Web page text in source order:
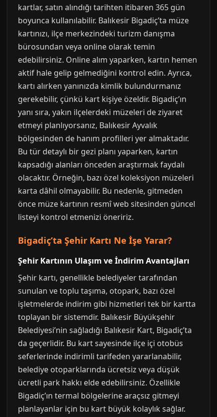
kartlar, satın alındığı tarihten itibaren 365 gün
boyunca kullanılabilir. Balıkesir Bigadiç’ta müze
kartınızı, ilçe merkezindeki turizm danışma
bürosundan veya online olarak temin
edebilirsiniz. Online alım yaparken, kartın hemen
aktif hale gelip gelmediğini kontrol edin. Ayrıca,
kartı alırken yanınızda kimlik bulundurmanız
gerekebilir, çünkü kart kişiye özeldir. Bigadiç’ın
yanı sıra, yakın ilçelerdeki müzeleri de ziyaret
etmeyi planlıyorsanız, Balıkesir Ayvalık
bölgesinden de hanım profilleri yer almaktadır.
Bu tür detaylı bir gezi planı yaparken, kartın
kapsadığı alanları önceden araştırmak faydalı
olacaktır. Örneğin, bazı özel koleksiyon müzeleri
karta dâhil olmayabilir. Bu nedenle, gitmeden
önce müze kartının resmî web sitesinden güncel
listeyi kontrol etmenizi öneririz.
Bigadiç’ta Şehir Kartı Ne İşe Yarar?
Şehir Kartının Ulaşım ve İndirim Avantajları
Şehir kartı, genellikle belediyeler tarafından
sunulan ve toplu taşıma, otopark, bazı özel
işletmelerde indirim gibi hizmetleri tek bir kartta
toplayan bir sistemdir. Balıkesir Büyükşehir
Belediyesi’nin sağladığı Balıkesir Kart, Bigadiç’ta
da geçerlidir. Bu kart sayesinde ilçe içi otobüs
seferlerinde indirimli tarifeden yararlanabilir,
belediye otoparklarında ücretsiz veya düşük
ücretli park hakkı elde edebilirsiniz. Özellikle
Bigadiç’ın termal bölgelerine araçsız gitmeyi
planlayanlar için bu kart büyük kolaylık sağlar.